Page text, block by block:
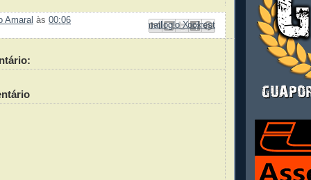
Amaral às 00:06 Enviar por e-mail
Postar no blog!
Compartilhar no X
Compartilhar no Facebook
Compartilhar com o Pinterest